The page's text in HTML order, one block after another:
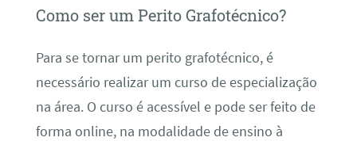
Como ser um Perito Grafotécnico?
Para se tornar um perito grafotécnico, é
necessário realizar um curso de especialização
na área. O curso é acessível e pode ser feito de
forma online, na modalidade de ensino à